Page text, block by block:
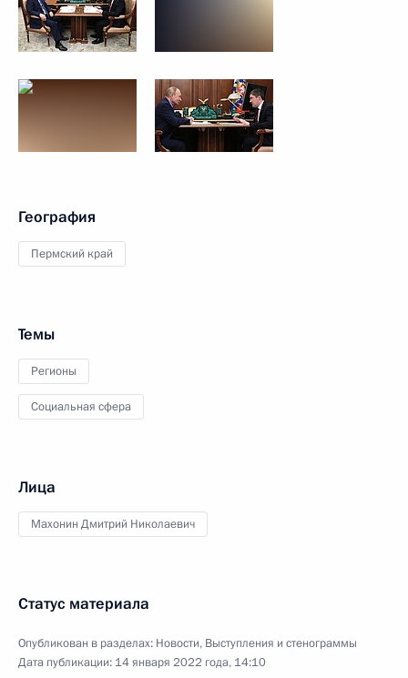
География
Пермский край
Темы
Регионы
Социальная сфера
Лица
Махонин Дмитрий Николаевич
Статус материала
Опубликован в разделах: Новости, Выступления и стенограммы
Дата публикации: 14 января 2022 года, 14:10